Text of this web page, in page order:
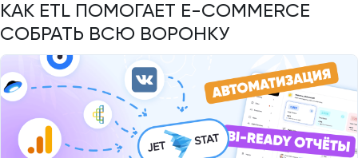
КАК ETL ПОМОГАЕТ E-COMMERCE
СОБРАТЬ ВСЮ ВОРОНКУ